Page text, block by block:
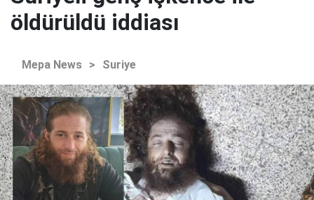
öldürüldü iddiası
Mepa News > Suriye